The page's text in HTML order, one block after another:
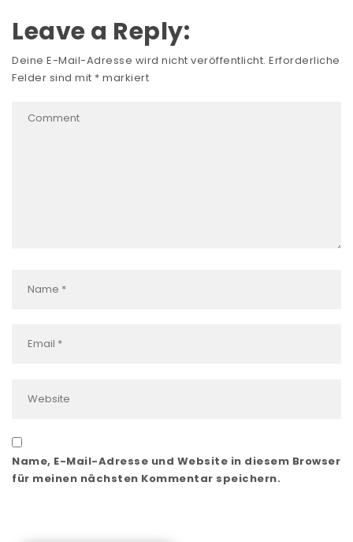
Leave a Reply:
Deine E-Mail-Adresse wird nicht veröffentlicht. Erforderliche
Felder sind mit * markiert
Name, E-Mail-Adresse und Website in diesem Browser
für meinen nächsten Kommentar speichern.